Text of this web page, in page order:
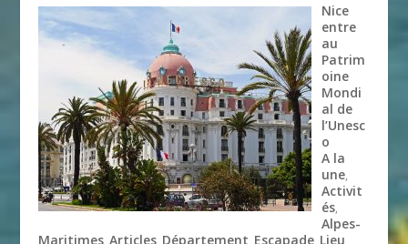
Nice
entre
au
Patrim
oine
Mondi
al de
l’Unesc
o
A la
une,
Activit
és,
Alpes-
Maritimes,Articles, Département, Escapade, Lieu,